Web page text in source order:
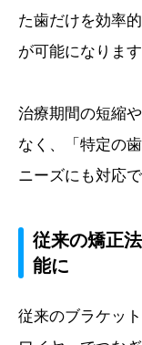
た歯だけを効率
が可能になります
治療期間の短縮
なく、「特定の
ニーズにも対応
従来の矯正
能に
従来のブラケッ